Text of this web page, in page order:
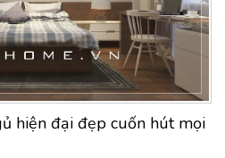
hiện đại đẹp cuốn hút mọi